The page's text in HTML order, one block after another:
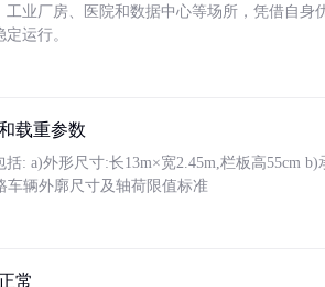
工业厂房、医院和数据中心等场所，凭借自身
运行。
载重参数
: a)外形尺寸:长13m×宽2.45m,栏板高55cm
车辆外廓尺寸及轴荷限值标准
常